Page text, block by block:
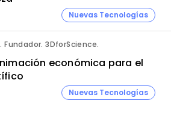
Nuevas Tecnologías
Fundador. 3DforScience.
económica para el
Nuevas Tecnologías